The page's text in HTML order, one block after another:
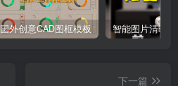
国外创意CAD图框模板
下一篇